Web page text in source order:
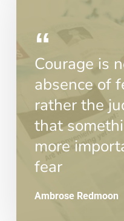
Courage is
absence of
rather the
that
more
fear
Ambrose Redmoon